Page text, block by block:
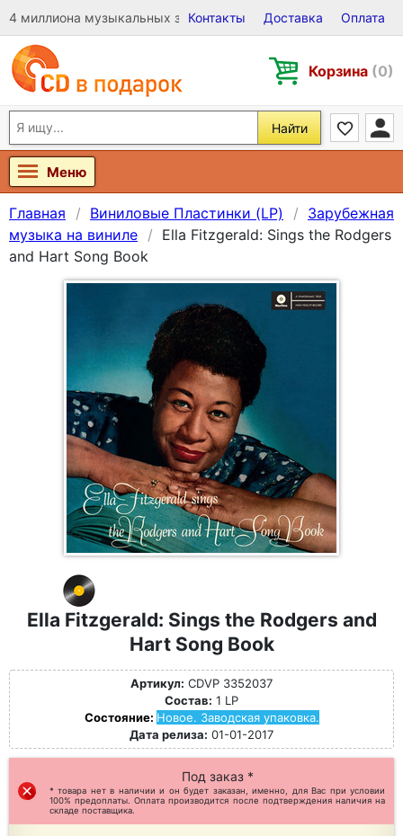
4 миллиона музыкальных записей на Виниле, CD и DVD
Контакты Доставка Оплата
Корзина (0)
Найти
Меню
Главная Виниловые Пластинки (LP)
Зарубежная
музыка на виниле
Ella Fitzgerald: Sings the Rodgers
and Hart Song Book
Ella Fitzgerald: Sings the Rodgers and
Hart Song Book
Артикул: CDVP 3352037
Состав: 1 LP
Состояние: Новое. Заводская упаковка.
Дата релиза: 01-01-2017
Под заказ *
* товара нет в наличии и он будет заказан, именно, для Вас при условии
100% предоплаты. Оплата производится после подтверждения наличия на
складе поставщика.